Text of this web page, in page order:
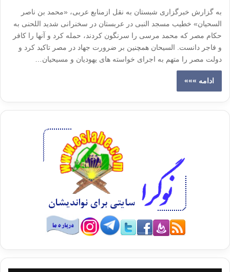
به گزارش خبرگزاری شبستان به نقل ازمنابع عربی، «محمد بن ناصر
السحیان» خطیب مسجد النبی در عربستان در سخنرانی شدید اللحنی به
حکام مصر که محمد مرسی را سرنگون کردند، حمله کرد و آنها را کافر
و فاجر دانست. السیحان همچنین بر ضرورت جهاد در مصر تاکید کرد و
دولت مصر را متهم به اجرای خواسته های یهودیان و مسیحیان…
ادامه »»»